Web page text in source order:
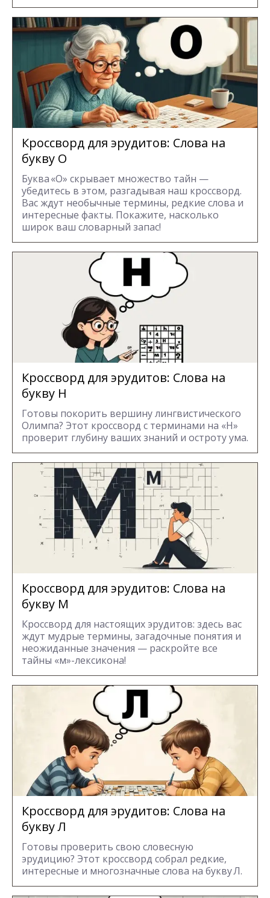
Кроссворд для эрудитов: Cлова на
букву О
Буква «О» скрывает множество тайн —
убедитесь в этом, разгадывая наш кроссворд.
Вас ждут необычные термины, редкие слова и
интересные факты. Покажите, насколько
широк ваш словарный запас!
Кроссворд для эрудитов: Cлова на
букву Н
Готовы покорить вершину лингвистического
Олимпа? Этот кроссворд с терминами на «Н»
проверит глубину ваших знаний и остроту ума.
Кроссворд для эрудитов: Cлова на
букву М
Кроссворд для настоящих эрудитов: здесь вас
ждут мудрые термины, загадочные понятия и
неожиданные значения — раскройте все
тайны «м»-лексикона!
Кроссворд для эрудитов: Cлова на
букву Л
Готовы проверить свою словесную
эрудицию? Этот кроссворд собрал редкие,
интересные и многозначные слова на букву Л.